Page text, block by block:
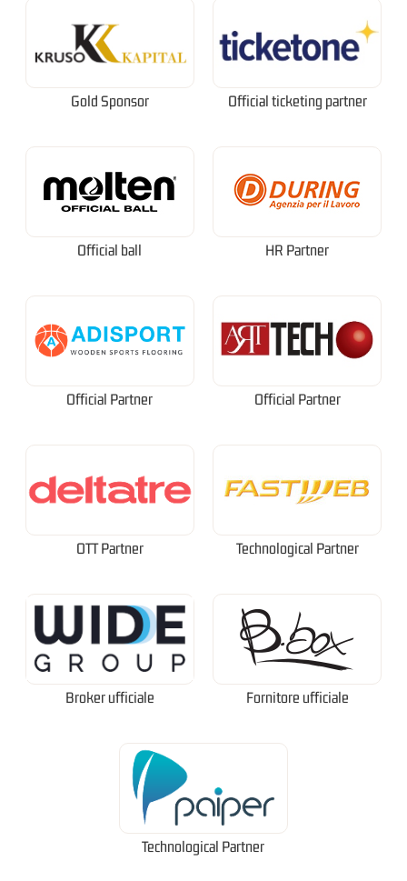
Gold Sponsor Official ticketing partner
Official ball HR Partner
Official Partner Official Partner
OTT Partner Technological Partner
Broker ufficiale Fornitore ufficiale
Technological Partner